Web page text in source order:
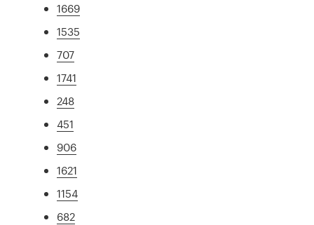
1669
1535
707
1741
248
451
906
1621
1154
682